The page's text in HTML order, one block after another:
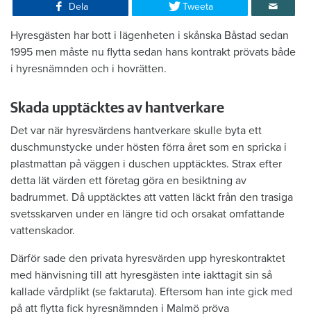
Dela Tweeta
Hyresgästen har bott i lägenheten i skånska Båstad sedan
1995 men måste nu flytta sedan hans kontrakt prövats både
i hyresnämnden och i hovrätten.
Skada upptäcktes av hantverkare
Det var när hyresvärdens hantverkare skulle byta ett
duschmunstycke under hösten förra året som en spricka i
plastmattan på väggen i duschen upptäcktes. Strax efter
detta lät värden ett företag göra en besiktning av
badrummet. Då upptäcktes att vatten läckt från den trasiga
svetsskarven under en längre tid och orsakat omfattande
vattenskador.
Därför sade den privata hyresvärden upp hyreskontraktet
med hänvisning till att hyresgästen inte iakttagit sin så
kallade vårdplikt (se faktaruta). Eftersom han inte gick med
på att flytta fick hyresnämnden i Malmö pröva